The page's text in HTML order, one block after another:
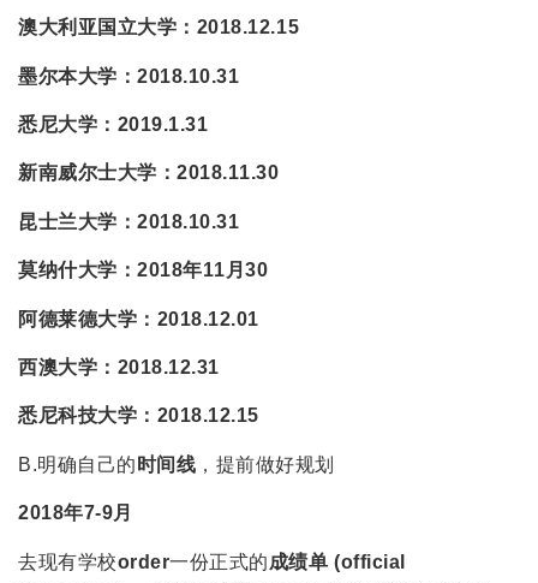
澳大利亚国立大学：2018.12.15
墨尔本大学：2018.10.31
悉尼大学：2019.1.31
新南威尔士大学：2018.11.30
昆士兰大学：2018.10.31
莫纳什大学：2018年11月30
阿德莱德大学：2018.12.01
西澳大学：2018.12.31
悉尼科技大学：2018.12.15
B.明确自己的 时间线 ，提前做好规划
2018年7-9月
去现有学校order一份正式的成绩单 (official